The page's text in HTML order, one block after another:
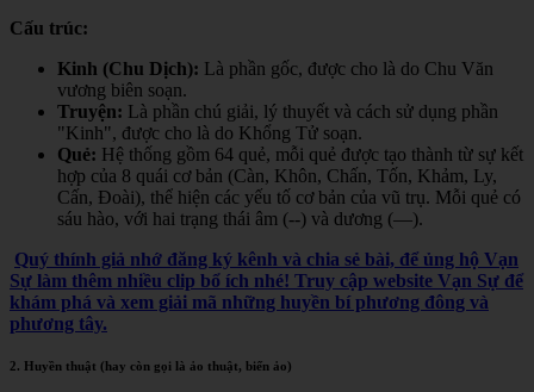
Cấu trúc:
Kinh (Chu Dịch): Là phần gốc, được cho là do Chu Văn
vương biên soạn.
Truyện: Là phần chú giải, lý thuyết và cách sử dụng phần
"Kinh", được cho là do Khổng Tử soạn.
Quẻ: Hệ thống gồm 64 quẻ, mỗi quẻ được tạo thành từ sự kết
hợp của 8 quái cơ bản (Càn, Khôn, Chấn, Tốn, Khảm, Ly,
Cấn, Đoài), thể hiện các yếu tố cơ bản của vũ trụ. Mỗi quẻ có
sáu hào, với hai trạng thái âm (--) và dương (—).
Quý thính giả nhớ đăng ký kênh và chia sẻ bài, để ủng hộ Vạn
Sự làm thêm nhiều clip bổ ích nhé! Truy cập website Vạn Sự để
khám phá và xem giải mã những huyền bí phương đông và
phương tây.
2. Huyền thuật (hay còn gọi là ảo thuật, biến ảo)